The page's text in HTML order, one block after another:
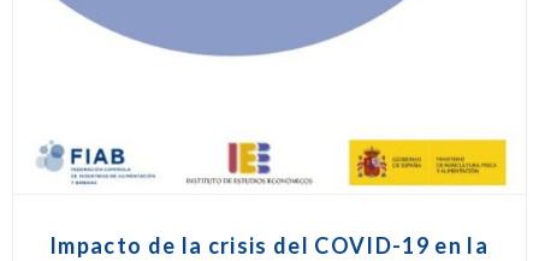
Impacto de la crisis del COVID-19 en la